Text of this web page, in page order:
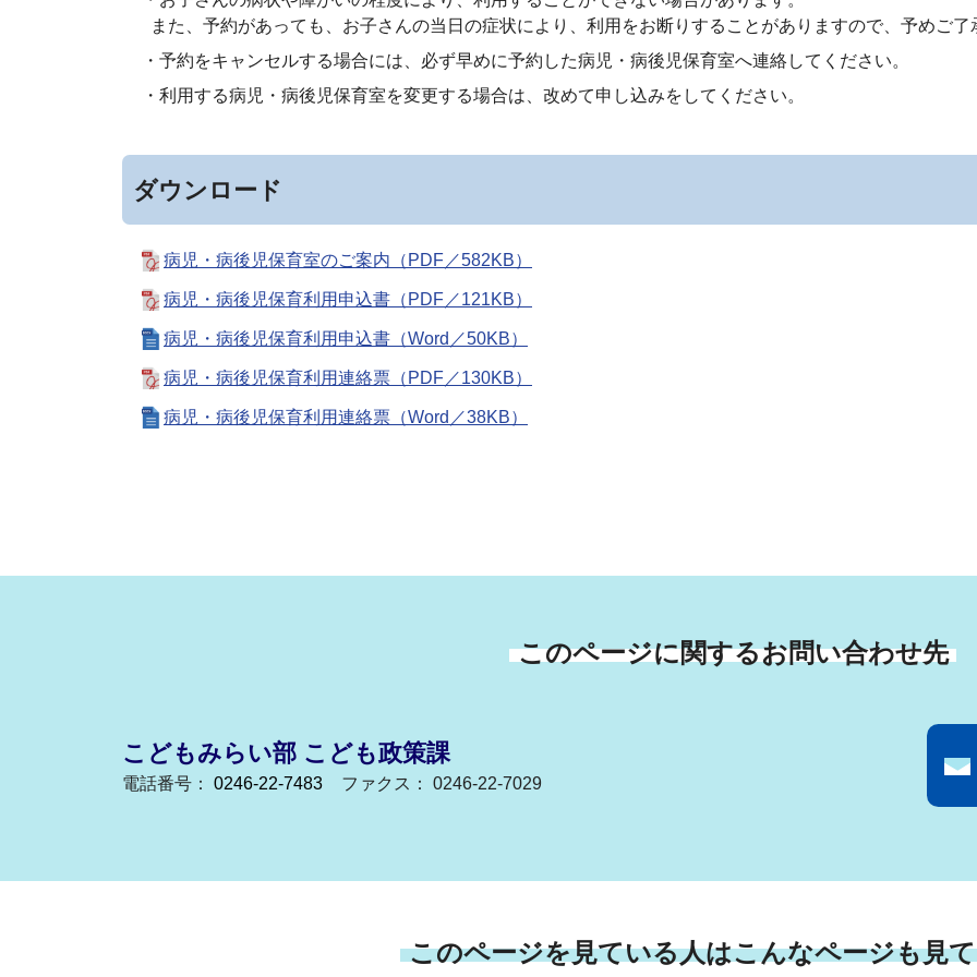
また、予約があっても、お子さんの当日の症状により、利用をお断りすることがありますので、予めご了
・予約をキャンセルする場合には、必ず早めに予約した病児・病後児保育室へ連絡してください。
・利用する病児・病後児保育室を変更する場合は、改めて申し込みをしてください。
ダウンロード
病児・病後児保育室のご案内（PDF／582KB）
病児・病後児保育利用申込書（PDF／121KB）
病児・病後児保育利用申込書（Word／50KB）
病児・病後児保育利用連絡票（PDF／130KB）
病児・病後児保育利用連絡票（Word／38KB）
このページに関するお問い合わせ先
こどもみらい部 こども政策課
電話番号： 0246-22-7483 ファクス： 0246-22-7029
このページを見ている人はこんなページも見